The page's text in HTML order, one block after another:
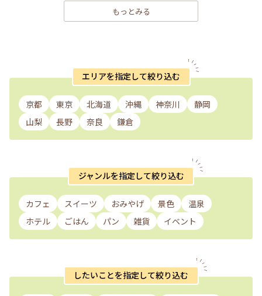
もっとみる
エリアを指定して絞り込む
京都 東京 北海道 沖縄 神奈川
静岡
山梨
長野 奈良 鎌倉
ジャンルを指定して絞り込む
カフェ スイーツ おみやげ 景色
温泉
ホテル
ごはん パン 雑貨 イベント
したいことを指定して絞り込む